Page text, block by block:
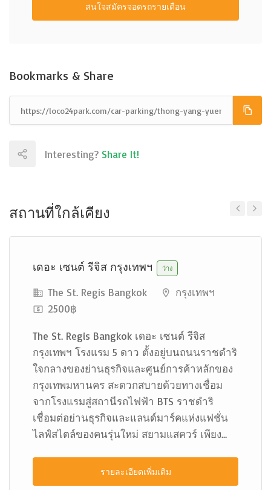
สนใจสมัครจอดรถรายเดือน
Bookmarks & Share
Interesting? Share It!
สถานที่ใกล้เคียง
เดอะ เซนต์ รีจิส กรุงเทพฯ ว่าง
The St. Regis Bangkok
กรุงเทพฯ
2500฿
The St. Regis Bangkok เดอะ เซนต์ รีจิส
กรุงเทพฯ โรงแรม 5 ดาว ตั้งอยู่บนถนนราชดำริ
ใจกลางของย่านธุรกิจและศูนย์การค้าหลักของ
กรุงเทพมหานคร สะดวกสบายด้วยทางเชื่อม
จากโรงแรมสู่สถานีรถไฟฟ้า BTS ราชดำริ
เชื่อมต่อย่านธุรกิจและแลนด์มาร์คแห่งแฟชั่น
ไลฟ์สไตล์ของคนรุ่นใหม่ สยามแสควร์ เพียง...
รายละเอียดเพิ่มเติม